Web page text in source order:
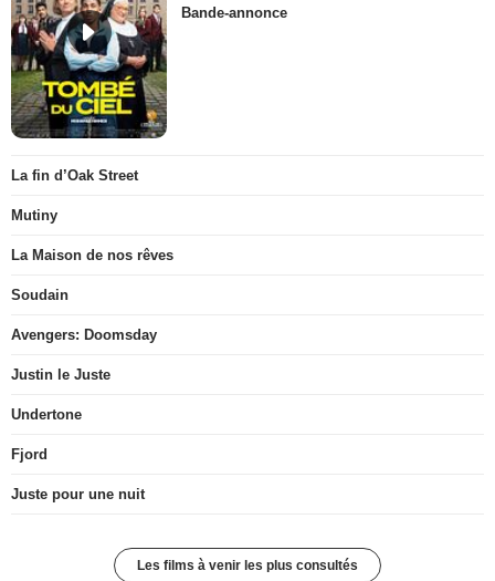
Bande-annonce
La fin d’Oak Street
Mutiny
La Maison de nos rêves
Soudain
Avengers: Doomsday
Justin le Juste
Undertone
Fjord
Juste pour une nuit
Les films à venir les plus consultés